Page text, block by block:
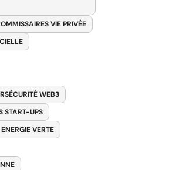
VIE PRIVÉE
WEB3
START-UPS
ENERGIE VERTE